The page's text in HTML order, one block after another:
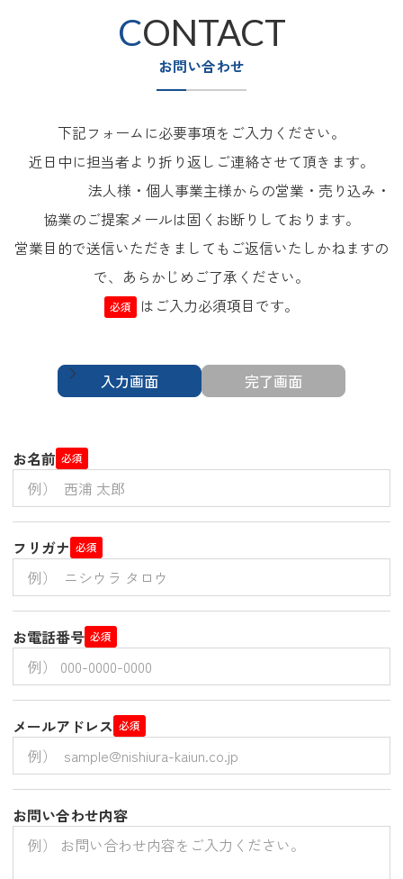
CONTACT
お問い合わせ
下記フォームに必要事項をご入力ください。
近日中に担当者より折り返し ご連絡させて頂きます。
法人様・個人事業主様からの営業・売り込み・
協業のご提案メールは固くお断りしております。
営業目的で送信いただきましてもご返信いたしかねますの
で、あらかじめご了承ください。
必須 は ご入力必須項目です。
入力画面 完了画面
お名前 必須
フリガナ 必須
お電話番号 必須
メールアドレス 必須
お問い合わせ内容